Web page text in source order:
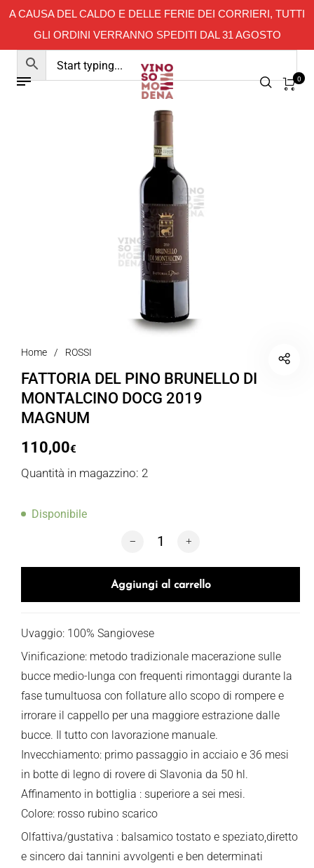
A CAUSA DEL CALDO E DELLE FERIE DEI CORRIERI, TUTTI
GLI ORDINI VERRANNO SPEDITI DAL 31 AGOSTO
0
Home / ROSSI
FATTORIA DEL PINO BRUNELLO DI
MONTALCINO DOCG 2019
MAGNUM
110,00€
Quantità in magazzino: 2
Disponibile
FATTORIA DEL PINO BRUNELLO DI
Aggiungi al carrello
Uvaggio: 100% Sangiovese
Vinificazione: metodo tradizionale macerazione sulle
bucce medio-lunga con frequenti rimontaggi durante la
fase tumultuosa con follature allo scopo di rompere e
irrorare il cappello per una maggiore estrazione dalle
bucce. Il tutto con lavorazione manuale.
Invecchiamento: primo passaggio in acciaio e 36 mesi
in botte di legno di rovere di Slavonia da 50 hl.
Affinamento in bottiglia : superiore a sei mesi.
Colore: rosso rubino scarico
Olfattiva/gustativa : balsamico tostato e speziato,diretto
e sincero dai tannini avvolgenti e ben determinati